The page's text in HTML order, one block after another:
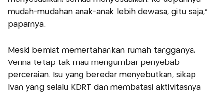
mudah-mudahan anak-anak lebih dewasa, gitu saja,"
paparnya.
Meski berniat memertahankan rumah tangganya,
Venna tetap tak mau mengumbar penyebab
perceraian. Isu yang beredar menyebutkan, sikap
Ivan yang selalu KDRT dan membatasi aktivitasnya